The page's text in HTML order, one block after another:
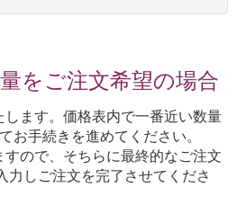
をご注文希望の場合
ます。価格表内で一番近い数量
お手続きを進めてください。
ので、そちらに最終的なご注文
力しご注文を完了させてくださ